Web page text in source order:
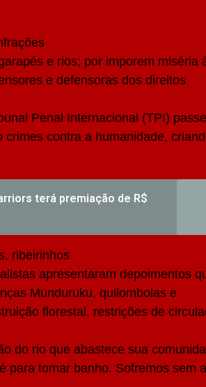
e rios; por imporem miséria
e defensoras dos direitos
Penal Internacional (TPI)
contra a humanidade,
terá premiação de R$
ribeirinhos
apresentaram depoimentos
Munduruku, quilombolas e
florestal, restrições de
do rio que abastece sua
para tomar banho. Sofremos sem a